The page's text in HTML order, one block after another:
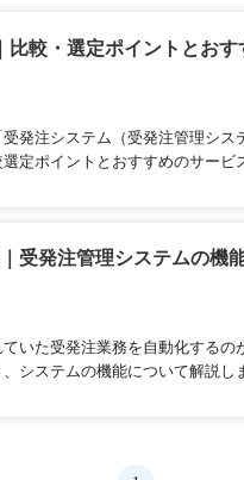
比較・選定ポイントとお
発注システム（受発注管理シ
定ポイントとおすすめのサービ
受発注管理システムの機
いた受発注業務を自動化する
システムの機能について解説し